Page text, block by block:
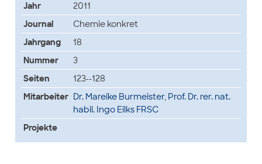
Jahr
2011
Journal
Chemie konkret
Jahrgang
18
Nummer
3
Seiten
123--128
Mitarbeiter Dr. Mareike Burmeister, Prof. Dr. rer. nat.
habil. Ingo Eilks FRSC
Projekte